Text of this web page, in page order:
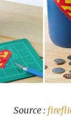
Source :